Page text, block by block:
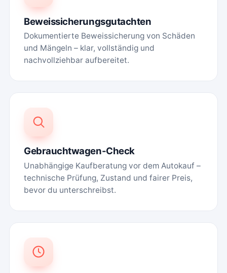
Beweissicherungs­gutachten
Dokumentierte Beweissicherung von Schäden
und Mängeln – klar, vollständig und
nachvollziehbar aufbereitet.
Gebrauchtwagen-Check
Unabhängige Kaufberatung vor dem Autokauf –
technische Prüfung, Zustand und fairer Preis,
bevor du unterschreibst.